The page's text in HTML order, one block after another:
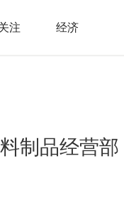
注 经济
制品经营